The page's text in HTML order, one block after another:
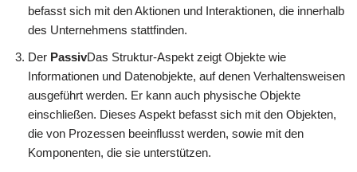
befasst sich mit den Aktionen und Interaktionen, die innerhalb
des Unternehmens stattfinden.
Der PassivDas Struktur-Aspekt zeigt Objekte wie
Informationen und Datenobjekte, auf denen Verhaltensweisen
ausgeführt werden. Er kann auch physische Objekte
einschließen. Dieses Aspekt befasst sich mit den Objekten,
die von Prozessen beeinflusst werden, sowie mit den
Komponenten, die sie unterstützen.